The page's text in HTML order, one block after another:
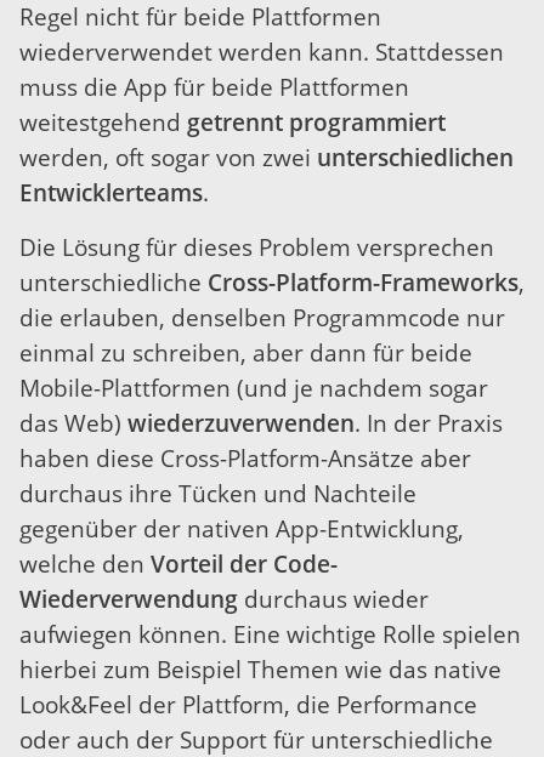
Regel nicht für beide Plattformen
wiederverwendet werden kann. Stattdessen
muss die App für beide Plattformen
weitestgehend getrennt programmiert
werden, oft sogar von zwei unterschiedlichen
Entwicklerteams.
Die Lösung für dieses Problem versprechen
unterschiedliche Cross-Platform-Frameworks,
die erlauben, denselben Programmcode nur
einmal zu schreiben, aber dann für beide
Mobile-Plattformen (und je nachdem sogar
das Web) wiederzuverwenden. In der Praxis
haben diese Cross-Platform-Ansätze aber
durchaus ihre Tücken und Nachteile
gegenüber der nativen App-Entwicklung,
welche den Vorteil der Code-
Wiederverwendung durchaus wieder
aufwiegen können. Eine wichtige Rolle spielen
hierbei zum Beispiel Themen wie das native
Look&Feel der Plattform, die Performance
oder auch der Support für unterschiedliche